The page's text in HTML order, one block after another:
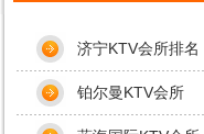
济宁KTV会所排名
铂尔曼KTV会所